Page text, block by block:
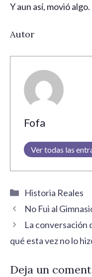
Y aun así, movió algo.
Autor
Fofa
Ver todas las
Categorías
Historia Reales
No Fui al
La conversación
qué esta vez no lo
Deja un